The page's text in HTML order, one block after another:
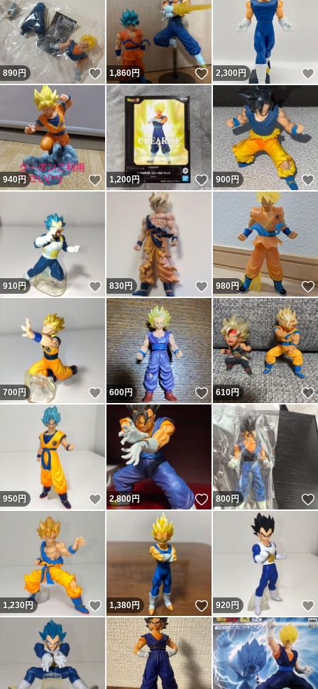
890円 いいね！
1,860円 いいね！
2,300円
940円 いいね！
1,200円 いいね！
900円
910円 いいね！
830円 いいね！
980円
700円 いいね！
600円 いいね！
610円
950 円 いいね！
2,800円 いいね！
800円
1,230円 いいね！
1,380円 いいね！
920円